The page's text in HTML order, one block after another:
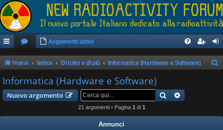
Argomenti attivi
Home Indice Di tutto e di più Informatica (Hardware e Software)
Informatica (Hardware e Software)
Nuovo argomento Cerca
21 argomenti • Pagina 1 di 1
Annunci